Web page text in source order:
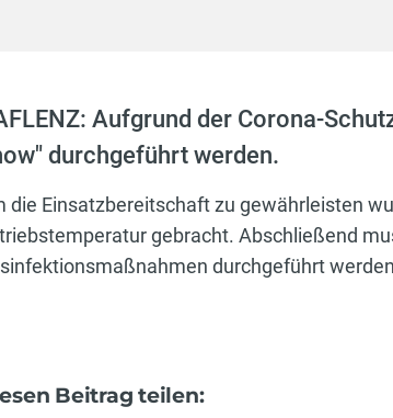
Aufgrund der Corona-
durchgeführt werden.
die Einsatzbereitschaft zu gewährleisten
gebracht. Abschließend
durchgeführt
Beitrag teilen: